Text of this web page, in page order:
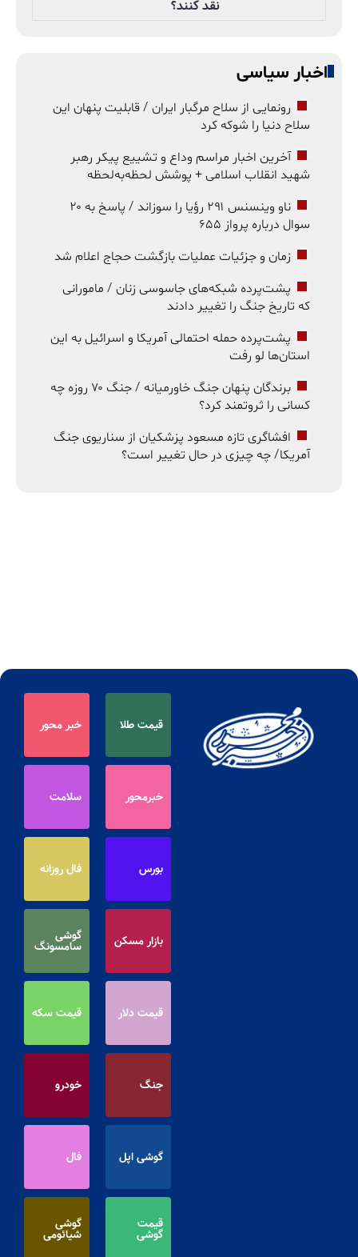
نقد کنند؟
اخبار سیاسی
رونمایی از سلاح مرگبار ایران / قابلیت پنهان این
سلاح دنیا را شوکه کرد
آخرین اخبار مراسم وداع و تشییع پیکر رهبر
شهید انقلاب اسلامی + پوشش لحظه‌به‌لحظه
ناو وینسنس ۲۹۱ رؤیا را سوزاند / پاسخ به ۲۰
سوال درباره پرواز ۶۵۵
زمان و جزئیات عملیات بازگشت حجاج اعلام شد
پشت‌پرده شبکه‌های جاسوسی زنان / مامورانی
که تاریخ جنگ را تغییر دادند
پشت‌پرده حمله احتمالی آمریکا و اسرائیل به این
استان‌ها لو رفت
برندگان پنهان جنگ خاورمیانه / جنگ ۷۰ روزه چه
کسانی را ثروتمند کرد؟
افشاگری تازه مسعود پزشکیان از سناریوی جنگ
آمریکا/ چه چیزی در حال تغییر است؟
قیمت طلا خبر محور
خبرمحور سلامت
بورس فال روزانه
بازار مسکن گوشی
سامسونگ
قیمت دلار قیمت سکه
جنگ خودرو
گوشی اپل فال
قیمت
گوشی
گوشی
شیائومی